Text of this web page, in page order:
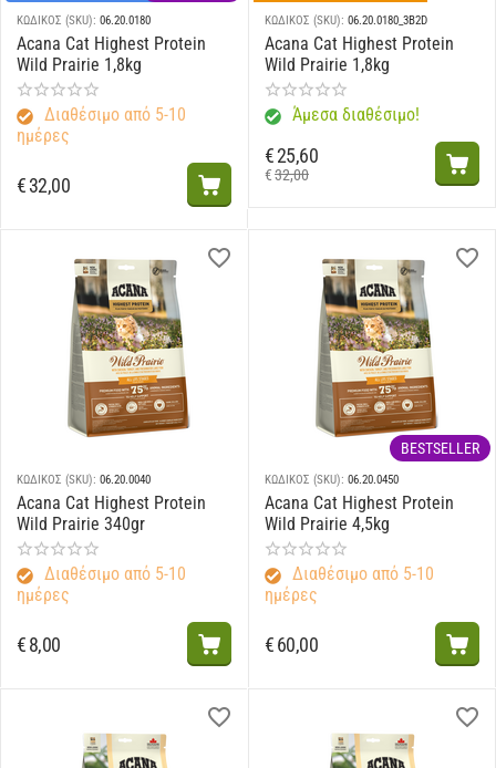
ΚΩΔΙΚΟΣ (SKU): 06.20.0180
Acana Cat Highest Protein
Wild Prairie 1,8kg
Διαθέσιμο από 5-10
ημέρες
€32,00
ΚΩΔΙΚΟΣ (SKU): 06.20.0180_3B2D
Acana Cat Highest Protein
Wild Prairie 1,8kg
Άμεσα διαθέσιμο!
€32,00
€25,60
ΚΩΔΙΚΟΣ (SKU): 06.20.0040
Acana Cat Highest Protein
Wild Prairie 340gr
Διαθέσιμο από 5-10
ημέρες
€8,00
BESTSELLER
ΚΩΔΙΚΟΣ (SKU): 06.20.0450
Acana Cat Highest Protein
Wild Prairie 4,5kg
Διαθέσιμο από 5-10
ημέρες
€60,00